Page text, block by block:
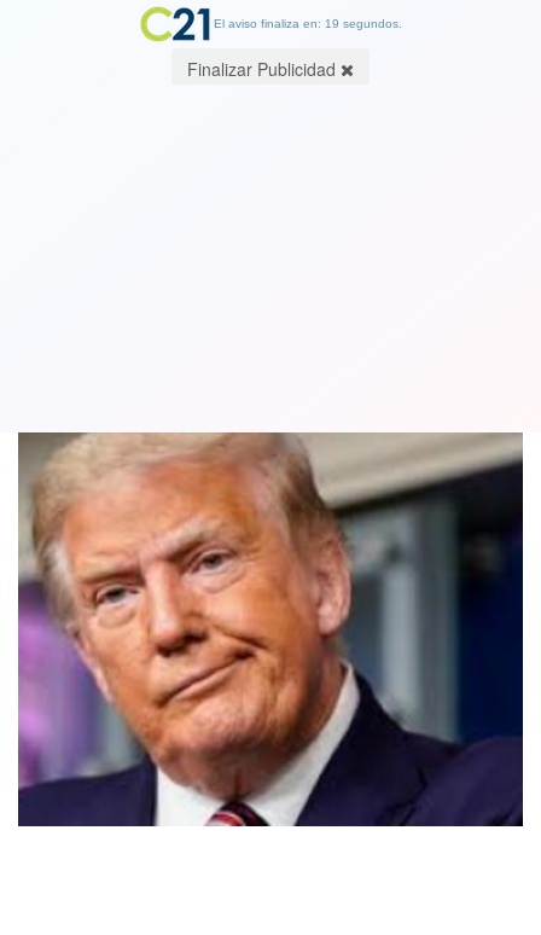
El aviso finaliza en: 19 segundos.
Finalizar Publicidad